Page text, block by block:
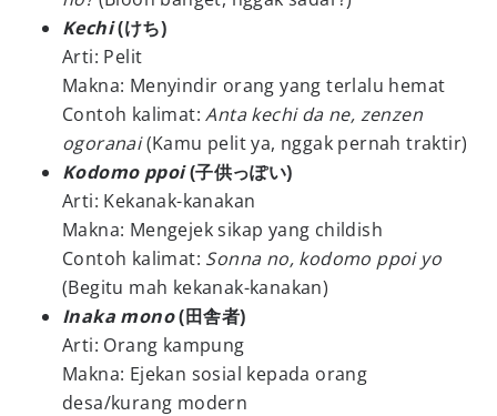
Kechi(けち)
Arti: Pelit
Makna: Menyindir orang yang terlalu hemat
Contoh kalimat:Anta kechi da ne, zenzen
ogoranai(Kamu pelit ya, nggak pernah traktir)
Kodomo ppoi(子供っぽい)
Arti: Kekanak-kanakan
Makna: Mengejek sikap yang childish
Contoh kalimat: Sonna no, kodomo ppoi yo
(Begitu mah kekanak-kanakan)
Inaka mono(田舎者)
Arti: Orang kampung
Makna: Ejekan sosial kepada orang
desa/kurang modern